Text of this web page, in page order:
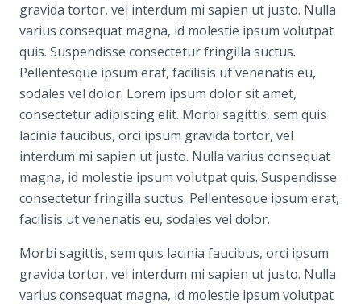
gravida tortor, vel interdum mi sapien ut justo. Nulla
varius consequat magna, id molestie ipsum volutpat
quis. Suspendisse consectetur fringilla suctus.
Pellentesque ipsum erat, facilisis ut venenatis eu,
sodales vel dolor. Lorem ipsum dolor sit amet,
consectetur adipiscing elit. Morbi sagittis, sem quis
lacinia faucibus, orci ipsum gravida tortor, vel
interdum mi sapien ut justo. Nulla varius consequat
magna, id molestie ipsum volutpat quis. Suspendisse
consectetur fringilla suctus. Pellentesque ipsum erat,
facilisis ut venenatis eu, sodales vel dolor.
Morbi sagittis, sem quis lacinia faucibus, orci ipsum
gravida tortor, vel interdum mi sapien ut justo. Nulla
varius consequat magna, id molestie ipsum volutpat